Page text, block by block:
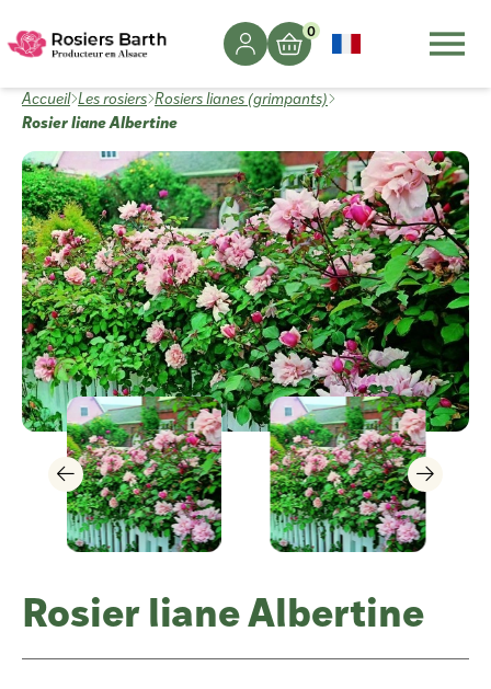
0
Accueil Les rosiers Rosiers lianes (grimpants)
Rosier liane Albertine
Rosier liane Albertine